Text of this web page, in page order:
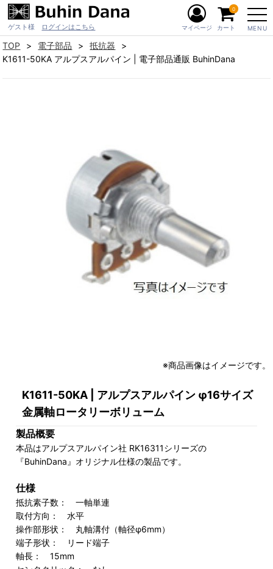
ゲスト様 ログインはこちら MENU
マイページ カート
0
TOP 電子部品
抵抗器
K1611-50KA アルプスアルパイン | 電子部品通販 BuhinDana
※商品画像はイメージです。
K1611-50KA | アルプスアルパイン φ16サイズ
金属軸ロータリーボリューム
製品概要
本品はアルプスアルパイン社 RK16311シリーズの
『BuhinDana』オリジナル仕様の製品です。
仕様
抵抗素子数： 一軸単連
取付方向： 水平
操作部形状： 丸軸溝付（軸径φ6mm）
端子形状： リード端子
軸長： 15mm